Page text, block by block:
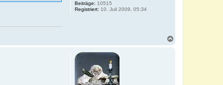
Beiträge: 10515
Registriert: 10. Juli 2009, 05:34